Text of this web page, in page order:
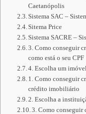
Caetanópolis
Sistema SAC –
Sitema Price
Sistema SACRE –
3. Como conseguir
como está o seu CPF
4. Escolha um
1. Como conseguir
crédito imobiliário
2. Escolha a
3. Como conseguir